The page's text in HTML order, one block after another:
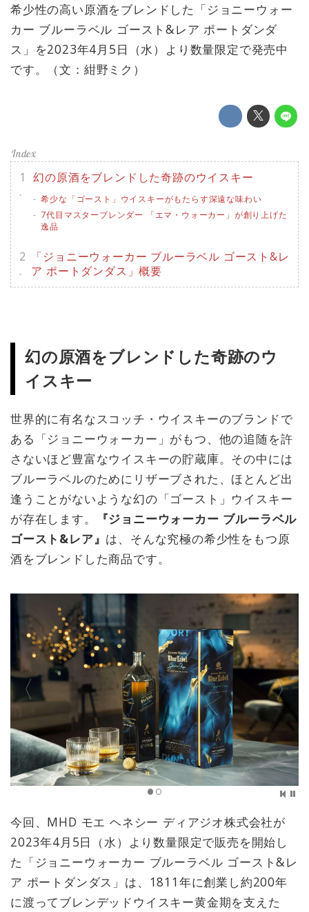
希少性の高い原酒をブレンドした「ジョニーウォー
カー ブルーラベル ゴースト&レア ポートダンダ
ス」を2023年4月5日（水）より数量限定で発売中
です。（文：紺野ミク）
幻の原酒をブレンドした奇跡のウイスキー
希少な「ゴースト」ウイスキーがもたらす深遠な味わい
7代目マスターブレンダー 「エマ・ウォーカー」が創り上げた
逸品
「ジョニーウォーカー ブルーラベル ゴースト&レ
ア ポートダンダス」概要
幻の原酒をブレンドした奇跡のウ
イスキー
世界的に有名なスコッチ・ウイスキーのブランドで
ある「ジョニーウォーカー」がもつ、他の追随を許
さないほど豊富なウイスキーの貯蔵庫。その中には
ブルーラベルのためにリザーブされた、ほとんど出
逢うことがないような幻の「ゴースト」ウイスキー
が存在します。
『ジョニーウォーカー ブルーラベル
ゴースト&レア』 は、そんな究極の希少性をもつ原
酒をブレンドした商品です。
今回、MHD モエ ヘネシー ディアジオ株式会社が
2023年4月5日（水）より数量限定で販売を開始し
た「ジョニーウォーカー ブルーラベル ゴースト&レ
ア ポートダンダス」は、1811年に創業し約200年
に渡ってブレンデッドウイスキー黄金期を支えた